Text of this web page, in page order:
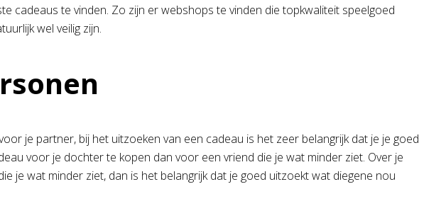
cadeaus te vinden. Zo zijn er webshops te vinden die topkwaliteit speelgoed
wel veilig zijn.
je partner, bij het uitzoeken van een cadeau is het zeer belangrijk dat je je goed
voor je dochter te kopen dan voor een vriend die je wat minder ziet. Over je
je wat minder ziet, dan is het belangrijk dat je goed uitzoekt wat diegene nou